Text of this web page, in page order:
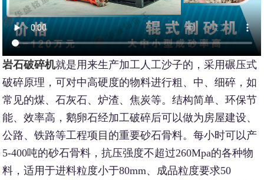
岩石破碎机就是用来生产加工人工沙子的，采用碾压式
破碎原理，可对中高硬度的物料进行粗、中、细碎，如
常见的煤、石灰石、炉渣、焦炭等。结构简单、环保节
能、效率高，鹅卵石经加工破碎后可以做为房屋建设、
公路、铁路等工程项目的重要砂石骨料。每小时可以产
5-400吨的砂石骨料，抗压强度不超过260Mpa的各种物
料，适用于进料粒度小于80mm、成品粒度要求50